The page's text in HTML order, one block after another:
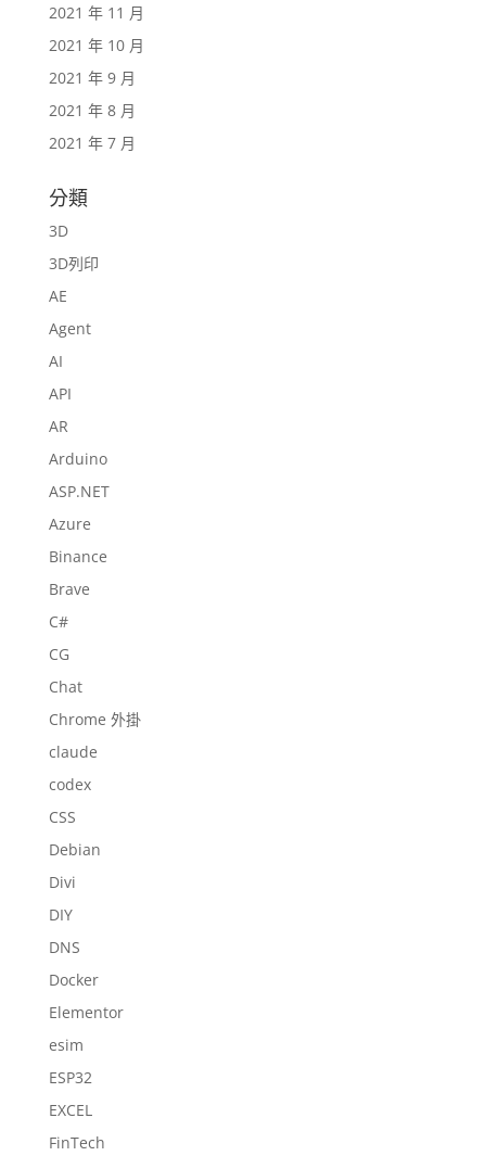
2021 年 11 月
2021 年 10 月
2021 年 9 月
2021 年 8 月
2021 年 7 月
分類
3D
3D列印
AE
Agent
AI
API
AR
Arduino
ASP.NET
Azure
Binance
Brave
C#
CG
Chat
Chrome 外掛
claude
codex
CSS
Debian
Divi
DIY
DNS
Docker
Elementor
esim
ESP32
EXCEL
FinTech